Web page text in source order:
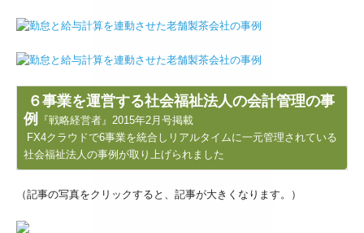
プライバシーポリシー
６事業を運営する社会福祉法人の会計管理の事
例
『戦略経営者』2015年2月号掲載
FX4クラウドで6事業を統合しリアルタイムに一元管理されている
社会福祉法人の事例が取り上げられました
（記事の写真をクリックすると、記事が大きくなります。）